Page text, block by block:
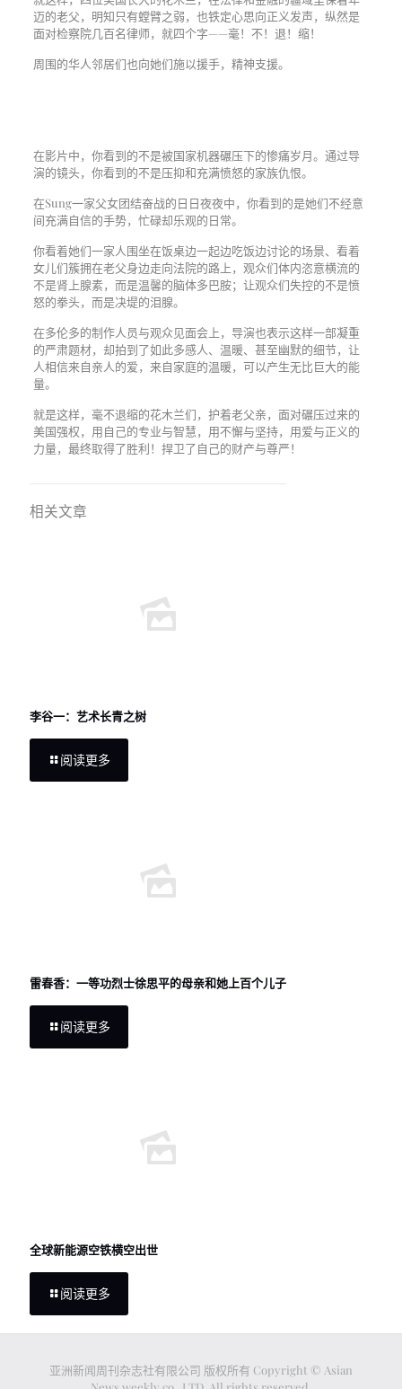
迈的老父，明知只有螳臂之弱，也铁定心思向正义发声，纵然是
面对检察院几百名律师，就四个字——毫！不！退！缩！
周围的华人邻居们也向她们施以援手，精神支援。
在影片中，你看到的不是被国家机器碾压下的惨痛岁月。通过导
演的镜头，你看到的不是压抑和充满愤怒的家族仇恨。
在Sung一家父女团结奋战的日日夜夜中，你看到的是她们不经意
间充满自信的手势，忙碌却乐观的日常。
你看着她们一家人围坐在饭桌边一起边吃饭边讨论的场景、看着
女儿们簇拥在老父身边走向法院的路上，观众们体内恣意横流的
不是肾上腺素，而是温馨的脑体多巴胺；让观众们失控的不是愤
怒的拳头，而是决堤的泪腺。
在多伦多的制作人员与观众见面会上，导演也表示这样一部凝重
的严肃题材，却拍到了如此多感人、温暖、甚至幽默的细节，让
人相信来自亲人的爱，来自家庭的温暖，可以产生无比巨大的能
量。
就是这样，毫不退缩的花木兰们，护着老父亲，面对碾压过来的
美国强权，用自己的专业与智慧，用不懈与坚持，用爱与正义的
力量，最终取得了胜利！捍卫了自己的财产与尊严！
相关文章
李谷一：艺术长青之树
阅读更多
雷春香：一等功烈士徐思平的母亲和她上百个儿子
阅读更多
全球新能源空铁横空出世
阅读更多
亚洲新闻周刊杂志社有限公司 版权所有 Copyright © Asian